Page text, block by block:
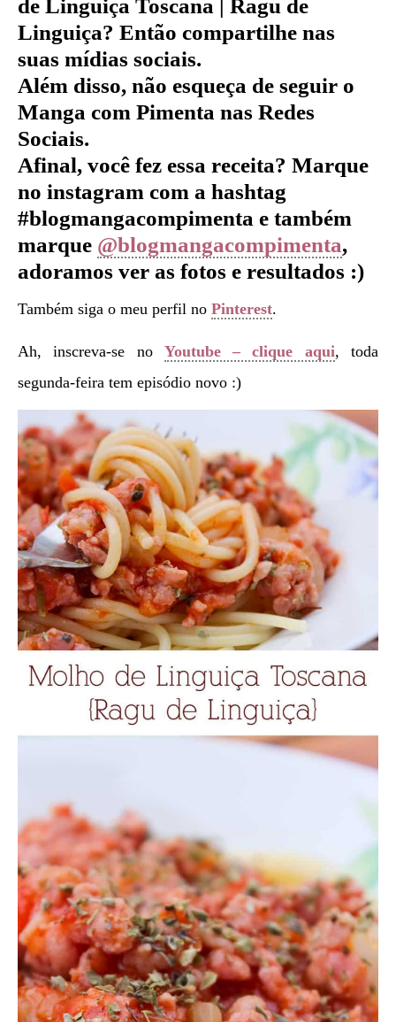
de Linguiça Toscana | Ragu de
Linguiça? Então compartilhe nas
suas mídias sociais.
Além disso, não esqueça de seguir o
Manga com Pimenta nas Redes
Sociais.
Afinal, você fez essa receita? Marque
no instagram com a hashtag
#blogmangacompimenta e também
marque @blogmangacompimenta,
adoramos ver as fotos e resultados :)
Também siga o meu perfil no Pinterest.
Ah, inscreva-se no Youtube – clique aqui, toda
segunda-feira tem episódio novo :)